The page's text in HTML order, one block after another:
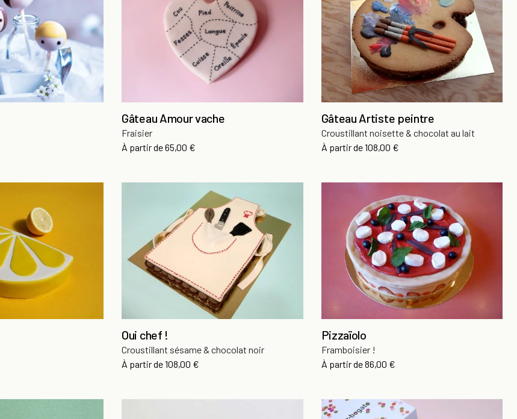
Gâteau Amour vache
Fraisier
À partir dePrix
65,00 €
Gâteau Artiste peintre
Croustillant noisette & chocolat au lait
À partir dePrix
108,00 €
Oui chef !
Croustillant sésame & chocolat noir
À partir dePrix
108,00 €
Pizzaïolo
Framboisier !
À partir dePrix
86,00 €